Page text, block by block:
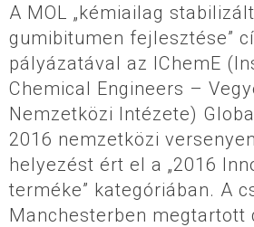
A MOL „kémiailag stabilizált
gumibitumen fejlesztése”
pályázatával az IChemE
Chemical Engineers –
Nemzetközi Intézete)
2016 nemzetközi
helyezést ért el a „2016
terméke” kategóriában. A
Manchesterben megtartott